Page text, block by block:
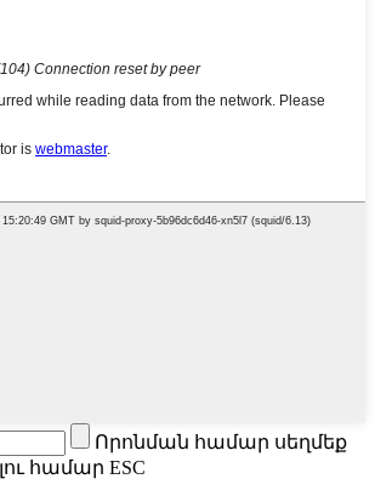
Որոնման համար սեղմեք
համար ESC